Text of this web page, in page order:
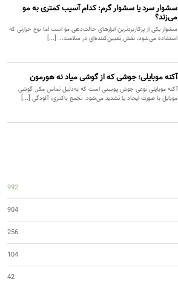
سشوار سرد یا سشوار گرم: کدام آسیب کمتری به مو
می‌زند؟
سشوار یکی از پرکاربردترین ابزارهای حالت‌دهی مو است اما نوع حرارتی که
استفاده می‌شود، نقش تعیین‌کننده‌ای در سلامت... [...]
آکنه موبایلی؛ جوشی که از گوشی میاد نه هورمون
آکنه موبایلی نوعی جوش پوستی است که به‌دلیل تماس مکرر گوشی
موبایل با صورت ایجاد یا تشدید می‌شود. تجمع باکتری، آلودگی [...]
992
904
256
104
42